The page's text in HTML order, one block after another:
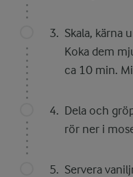
Skala, kärna
Koka dem
ca 10 min.
Dela och
rör ner i
Servera